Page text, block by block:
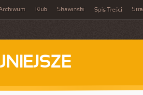
Klub Skawinski Spis Treści